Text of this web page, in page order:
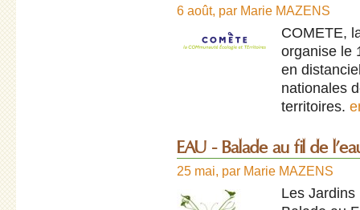
6 août, par Marie MAZENS
COMETE,
organise le
en
nationales
territoires.
EAU - Balade au fil de
25 mai, par Marie MAZENS
Les